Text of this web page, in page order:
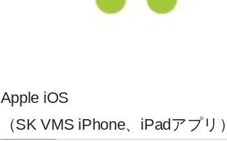
Apple iOS
（SK VMS iPhone、iPadアプリ）